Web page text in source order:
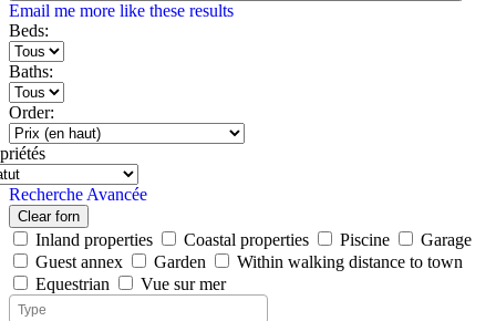
Email me more like these results
Beds:
Baths:
Order:
Recherche Avancée
Clear forn
Inland properties Coastal properties Piscine
Garage
Guest annex
Garden
Within walking distance to town
Equestrian
Vue sur mer